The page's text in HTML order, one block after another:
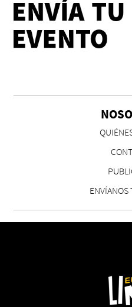
Paloma Pulisci
ENVÍANOS